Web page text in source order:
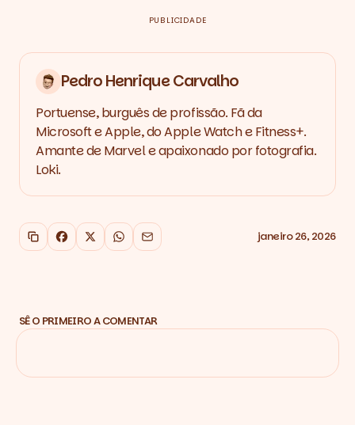
PUBLICIDADE
Pedro Henrique Carvalho
Portuense, burguês de profissão. Fã da
Microsoft e Apple, do Apple Watch e Fitness+.
Amante de Marvel e apaixonado por fotografia.
Loki.
Copiar link
Facebook
X WhatsApp
Email janeiro 26, 2026
SÊ O PRIMEIRO A COMENTAR